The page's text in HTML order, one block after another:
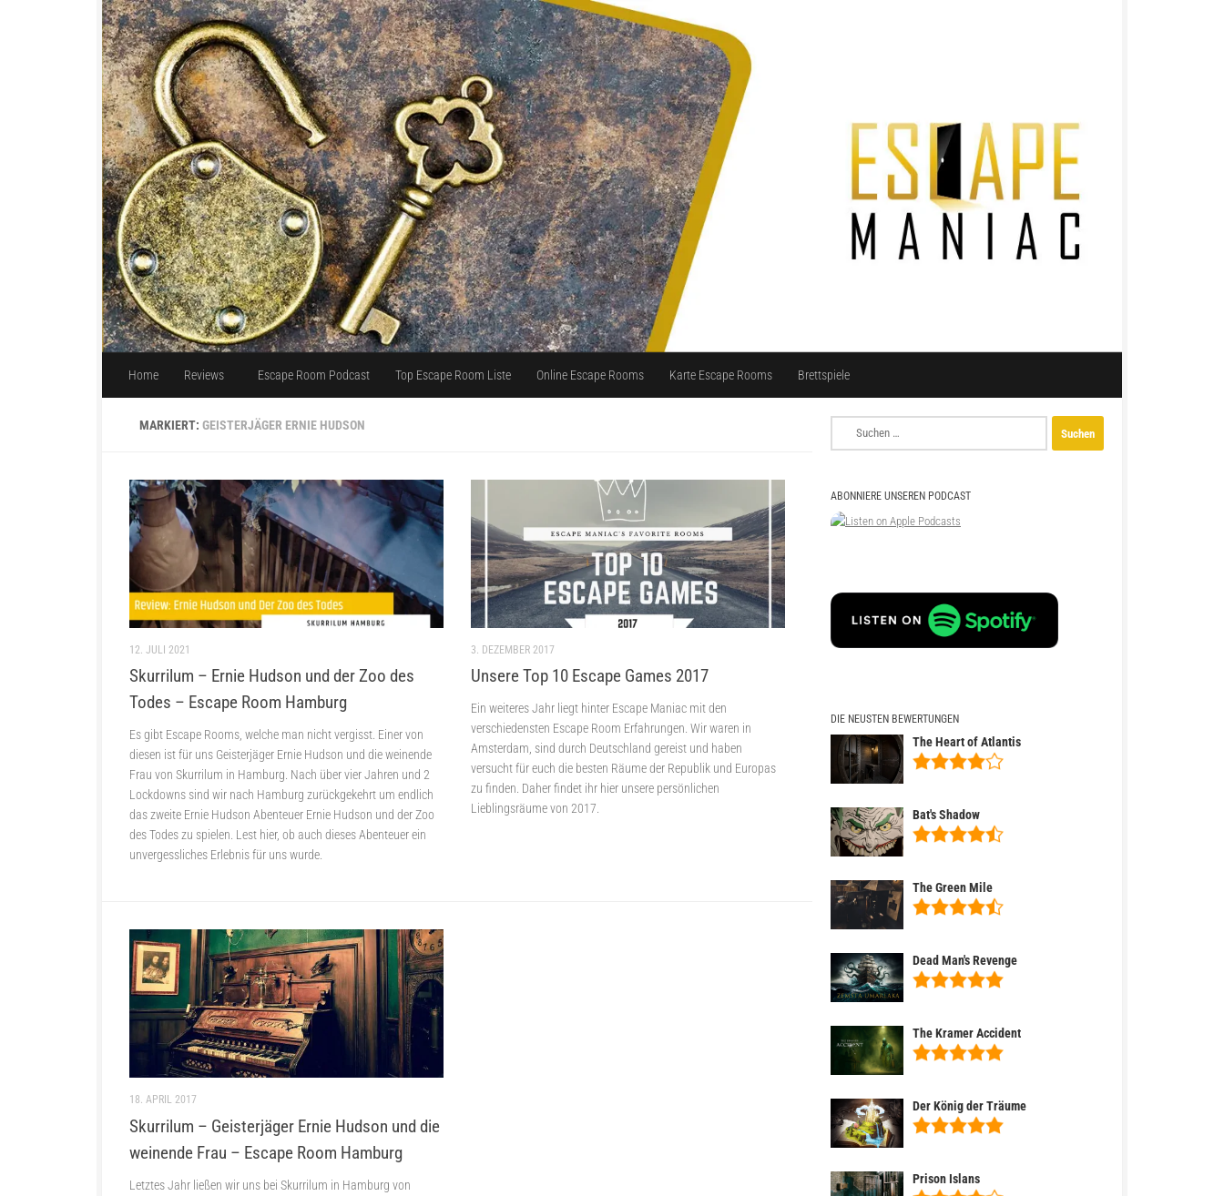
Unter dem Inhalt
Home Reviews Escape Room Podcast Top Escape Room Liste Online Escape Rooms Karte Escape Rooms Brettspiele
MARKIERT: GEISTERJÄGER ERNIE HUDSON
12. JULI 2021
Skurrilum – Ernie Hudson und der Zoo des
Todes – Escape Room Hamburg
Es gibt Escape Rooms, welche man nicht vergisst. Einer von
diesen ist für uns Geisterjäger Ernie Hudson und die weinende
Frau von Skurrilum in Hamburg. Nach über vier Jahren und 2
Lockdowns sind wir nach Hamburg zurückgekehrt um endlich
das zweite Ernie Hudson Abenteuer Ernie Hudson und der Zoo
des Todes zu spielen. Lest hier, ob auch dieses Abenteuer ein
unvergessliches Erlebnis für uns wurde.
3. DEZEMBER 2017
Unsere Top 10 Escape Games 2017
Ein weiteres Jahr liegt hinter Escape Maniac mit den
verschiedensten Escape Room Erfahrungen. Wir waren in
Amsterdam, sind durch Deutschland gereist und haben
versucht für euch die besten Räume der Republik und Europas
zu finden. Daher findet ihr hier unsere persönlichen
Lieblingsräume von 2017.
18. APRIL 2017
Skurrilum – Geisterjäger Ernie Hudson und die
weinende Frau – Escape Room Hamburg
Letztes Jahr ließen wir uns bei Skurrilum in Hamburg von
ABONNIERE UNSEREN PODCAST
DIE NEUSTEN BEWERTUNGEN
The Heart of Atlantis
Bat's Shadow
The Green Mile
Dead Man's Revenge
The Kramer Accident
Der König der Träume
Prison Islans